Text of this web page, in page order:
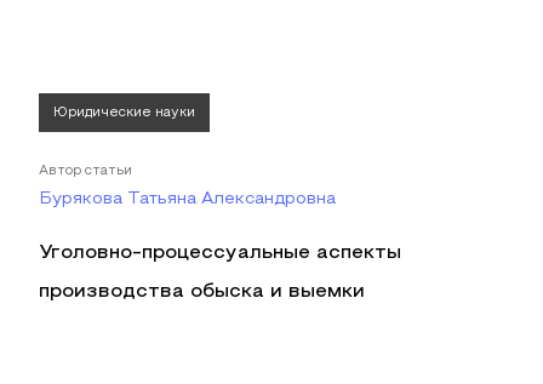
Юридические науки
Автор статьи
Бурякова Татьяна Александровна
Уголовно-процессуальные аспекты
производства обыска и выемки